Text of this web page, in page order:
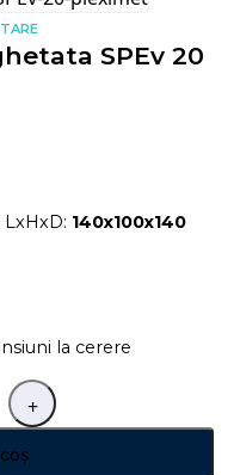
SPEv 20
140x100x140
la cerere
+